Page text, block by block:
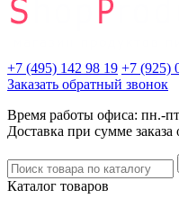
+7 (495) 142 98 19 +7 (925)
Заказать обратный звонок
Время работы офиса: пн.-
Доставка при сумме заказа
Каталог товаров